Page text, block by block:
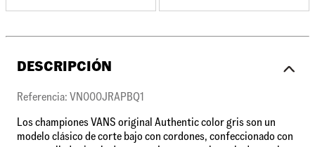
DESCRIPCIÓN
Referencia: VN000JRAPBQ1
Los championes VANS original Authentic color gris son un
modelo clásico de corte bajo con cordones, confeccionado con